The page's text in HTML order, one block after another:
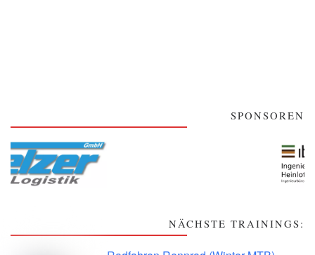
SPONSOREN
NÄCHSTE TRAININGS: